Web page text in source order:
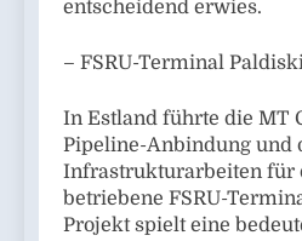
entscheidend erwies.
– FSRU-Terminal
In Estland führte die MT
Pipeline-Anbindung und
Infrastrukturarbeiten für
betriebene FSRU-
Projekt spielt eine